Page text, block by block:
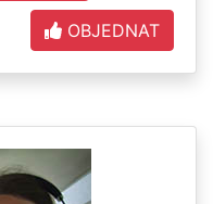
OBJEDNAT